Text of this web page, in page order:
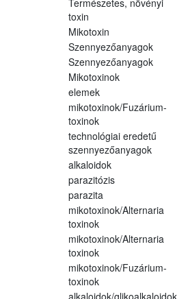
toxin
Mikotoxin
Szennyezőanyagok
Szennyezőanyagok
Mikotoxinok
elemek
mikotoxinok/Fuzárium-
toxinok
technológiai eredetű
szennyezőanyagok
alkaloidok
parazitózis
parazita
mikotoxinok/Alternaria
toxinok
mikotoxinok/Alternaria
toxinok
mikotoxinok/Fuzárium-
toxinok
alkaloidok/glikoalkaloidok